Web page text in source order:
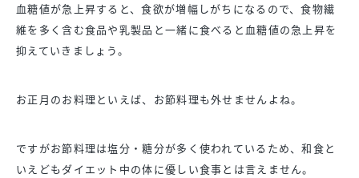
血糖値が急上昇すると、食欲が増幅しがちになるので、食物繊
維を多く含む食品や乳製品と一緒に食べると血糖値の急上昇を
抑えていきましょう。
お正月のお料理といえば、お節料理も外せませんよね。
ですがお節料理は塩分・糖分が多く使われているため、和食と
いえどもダイエット中の体に優しい食事とは言えません。